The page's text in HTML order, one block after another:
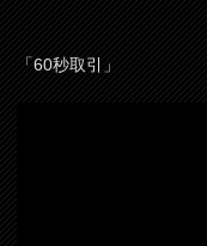
「60秒取引」